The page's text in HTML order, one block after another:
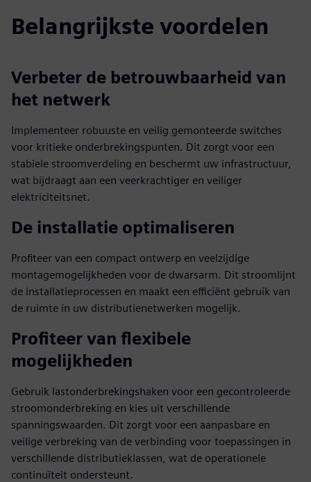
Belangrijkste voordelen
Verbeter de betrouwbaarheid van
het netwerk
Implementeer robuuste en veilig gemonteerde switches
voor kritieke onderbrekingspunten. Dit zorgt voor een
stabiele stroomverdeling en beschermt uw infrastructuur,
wat bijdraagt aan een veerkrachtiger en veiliger
elektriciteitsnet.
De installatie optimaliseren
Profiteer van een compact ontwerp en veelzijdige
montagemogelijkheden voor de dwarsarm. Dit stroomlijnt
de installatieprocessen en maakt een efficiënt gebruik van
de ruimte in uw distributienetwerken mogelijk.
Profiteer van flexibele
mogelijkheden
Gebruik lastonderbrekingshaken voor een gecontroleerde
stroomonderbreking en kies uit verschillende
spanningswaarden. Dit zorgt voor een aanpasbare en
veilige verbreking van de verbinding voor toepassingen in
verschillende distributieklassen, wat de operationele
continuïteit ondersteunt.